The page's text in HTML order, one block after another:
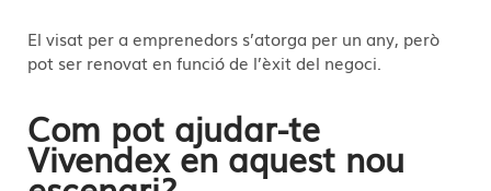
El visat per a emprenedors s’atorga per un any, però
pot ser renovat en funció de l’èxit del negoci.
Com pot ajudar-te
Vivendex en aquest nou